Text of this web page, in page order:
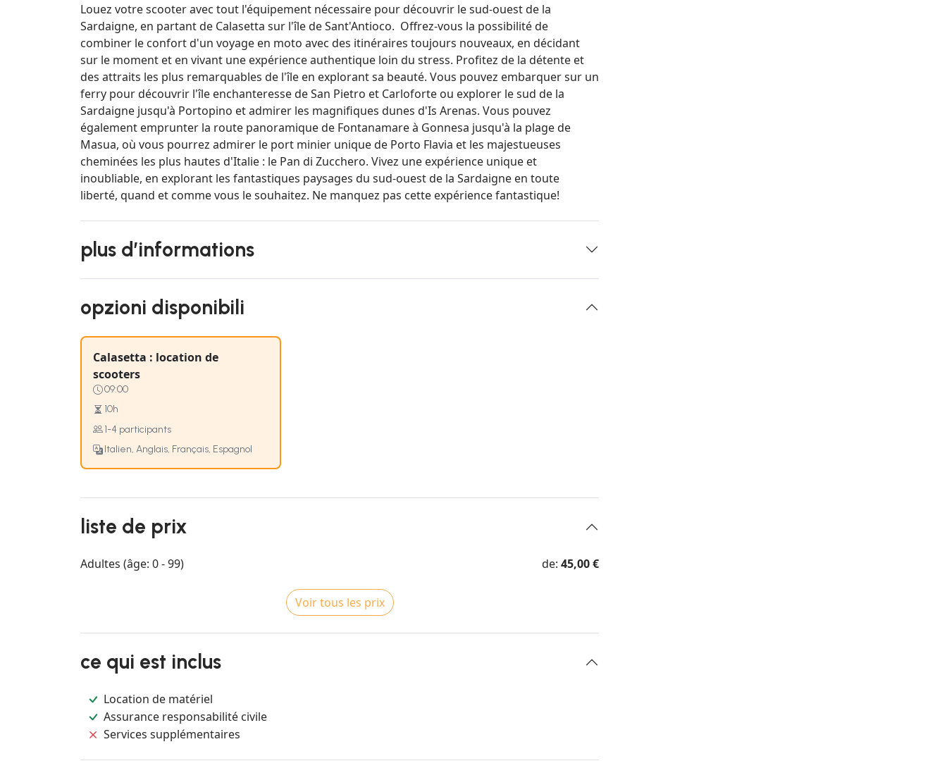
Louez votre scooter avec tout l'équipement nécessaire pour découvrir le sud-ouest de la
Sardaigne, en partant de Calasetta sur l'île de Sant'Antioco. Offrez-vous la possibilité de
combiner le confort d'un voyage en moto avec des itinéraires toujours nouveaux, en décidant
sur le moment et en vivant une expérience authentique loin du stress. Profitez de la détente et
des attraits les plus remarquables de l'île en explorant sa beauté. Vous pouvez embarquer sur un
ferry pour découvrir l'île enchanteresse de San Pietro et Carloforte ou explorer le sud de la
Sardaigne jusqu'à Portopino et admirer les magnifiques dunes d'Is Arenas. Vous pouvez
également emprunter la route panoramique de Fontanamare à Gonnesa jusqu'à la plage de
Masua, où vous pourrez admirer le port minier unique de Porto Flavia et les majestueuses
cheminées les plus hautes d'Italie : le Pan di Zucchero. Vivez une expérience unique et
inoubliable, en explorant les fantastiques paysages du sud-ouest de la Sardaigne en toute
liberté, quand et comme vous le souhaitez. Ne manquez pas cette expérience fantastique!
plus d’informations
opzioni disponibili
Calasetta : location de
scooters
09:00
10h
1-4 participants
Italien, Anglais, Français, Espagnol
liste de prix
Adultes (âge: 0 - 99) de: 45,00 €
Voir tous les prix
ce qui est inclus
Location de matériel
Assurance responsabilité civile
Services supplémentaires